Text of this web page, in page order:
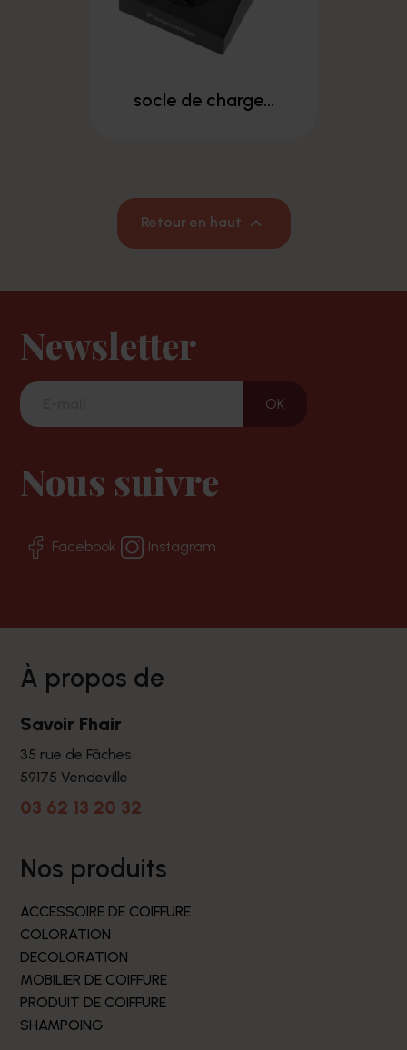
socle de charge...
Retour en haut 
Newsletter
Nous suivre
Facebook Instagram
à propos de
Savoir Fhair
35 rue de Fâches
59175 Vendeville
03 62 13 20 32
nos produits
ACCESSOIRE DE COIFFURE
COLORATION
DECOLORATION
MOBILIER DE COIFFURE
PRODUIT DE COIFFURE
SHAMPOING